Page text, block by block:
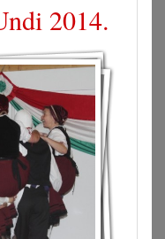
2014.